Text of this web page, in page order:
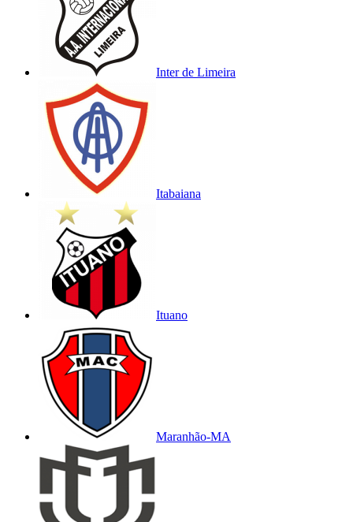
Inter de Limeira
Itabaiana
Ituano
Maranhão-MA